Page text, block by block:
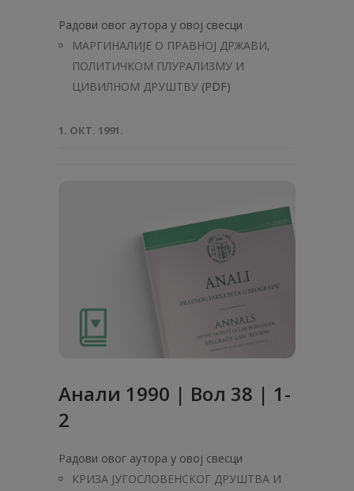
Радови овог аутора у овој свесци
МАРГИНАЛИЈЕ О ПРАВНОЈ ДРЖАВИ,
ПОЛИТИЧКОМ ПЛУРАЛИЗМУ И
ЦИВИЛНОМ ДРУШТВУ (PDF)
1. ОКТ. 1991.
Анaли 1990 | Вол 38 | 1-
2
Радови овог аутора у овој свесци
КРИЗА ЈУГОСЛОВЕНСКОГ ДРУШТВА И